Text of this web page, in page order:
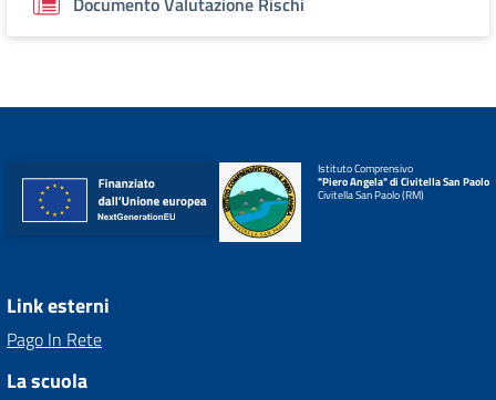
Istituto Comprensivo
"Piero Angela" di Civitella San Paolo
Civitella San Paolo (RM)
Link esterni
Pago In Rete
La scuola